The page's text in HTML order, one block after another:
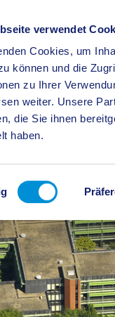
verwendet
Cookies, um
können und die
zu Ihrer
weiter. Unsere
die Sie ihnen
haben.